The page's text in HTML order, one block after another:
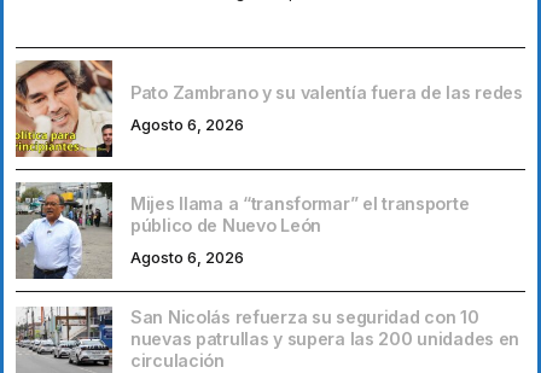
Pato Zambrano y su valentía fuera de las redes
Agosto 6, 2026
Mijes llama a “transformar” el transporte
público de Nuevo León
Agosto 6, 2026
San Nicolás refuerza su seguridad con 10
nuevas patrullas y supera las 200 unidades en
circulación